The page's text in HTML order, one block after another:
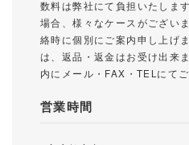
数料は弊社にて負担いたしま
場合、様々なケースがござい
絡時に個別にご案内申し上げ
は、返品・返金はお受け出来
内にメール・FAX・TELにてご
営業時間